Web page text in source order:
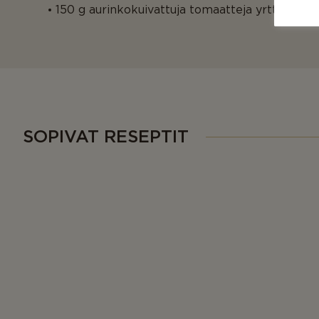
150 g aurinkokuivattuja tomaatteja
SOPIVAT RESEPTIT